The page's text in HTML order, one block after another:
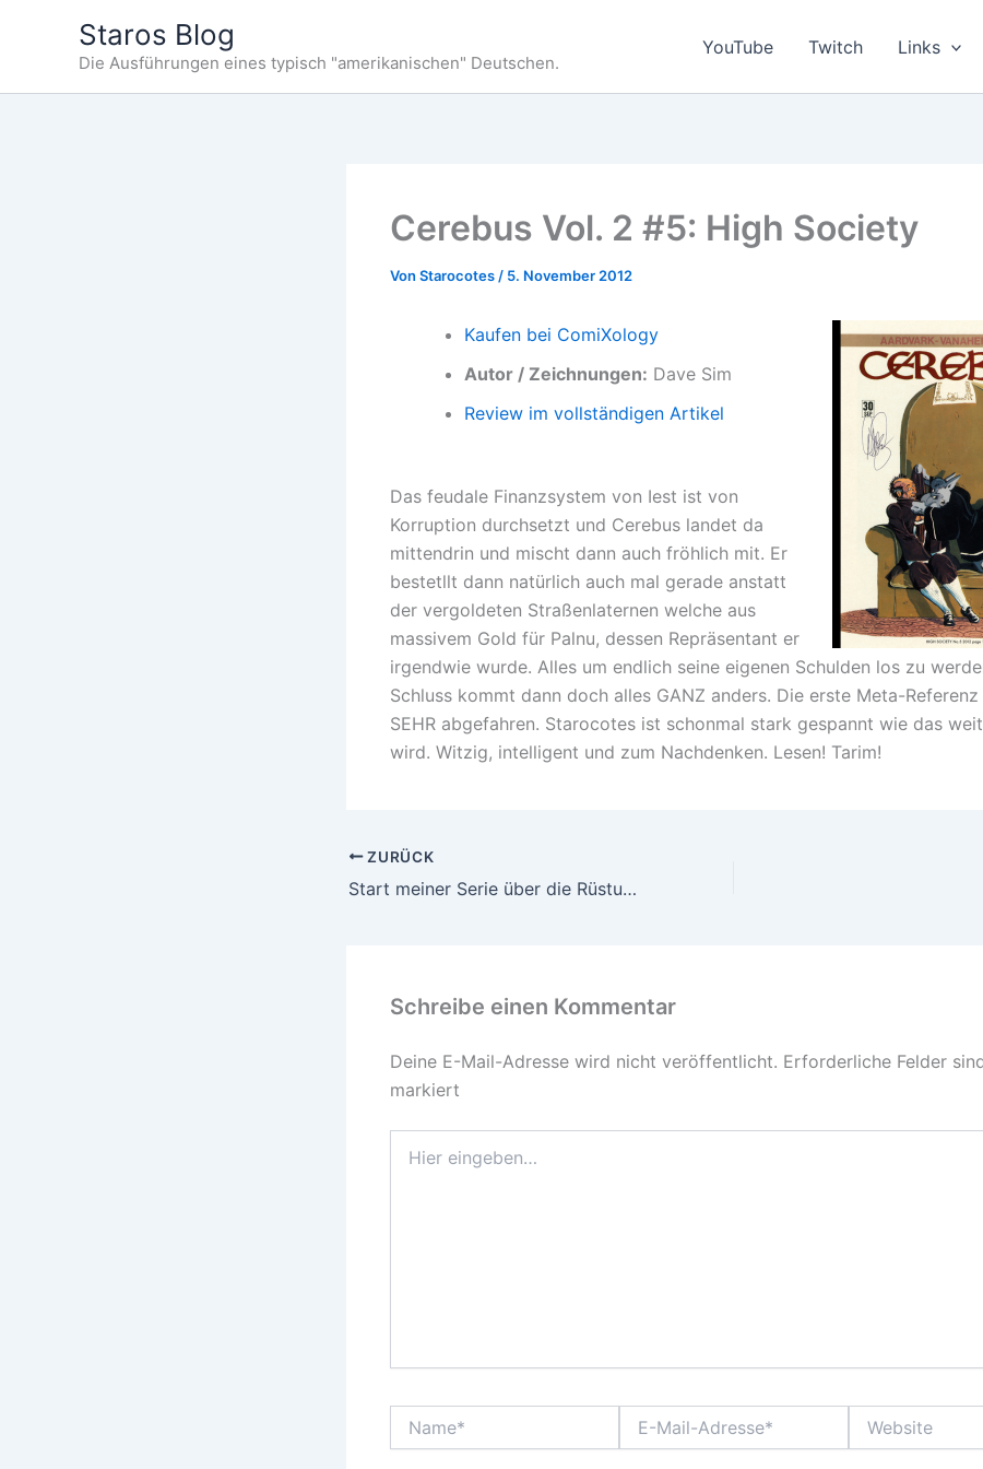
Staros Blog
Die Ausführungen eines typisch "amerikanischen" Deutschen.
YouTube Twitch Links
Cerebus Vol. 2 #5: High Society
Von Starocotes / 5. November 2012
Kaufen bei ComiXology
Autor / Zeichnungen: Dave Sim
Review im vollständigen Artikel
Das feudale Finanzsystem von Iest ist von
Korruption durchsetzt und Cerebus landet da
mittendrin und mischt dann auch fröhlich mit. Er
bestetllt dann natürlich auch mal gerade anstatt
der vergoldeten Straßenlaternen welche aus
massivem Gold für Palnu, dessen Repräsentant er
irgendwie wurde. Alles um endlich seine eigenen Schulden los zu
Schluss kommt dann doch alles GANZ anders. Die erste Meta-
SEHR abgefahren. Starocotes ist schonmal stark gespannt wie das
wird. Witzig, intelligent und zum Nachdenken. Lesen! Tarim!
ZURÜCK
Start meiner Serie über die Rüstungen von Iron Man
Schreibe einen Kommentar
Deine E-Mail-Adresse wird nicht veröffentlicht. Erforderliche Felder
markiert
eingeben…
Mail-